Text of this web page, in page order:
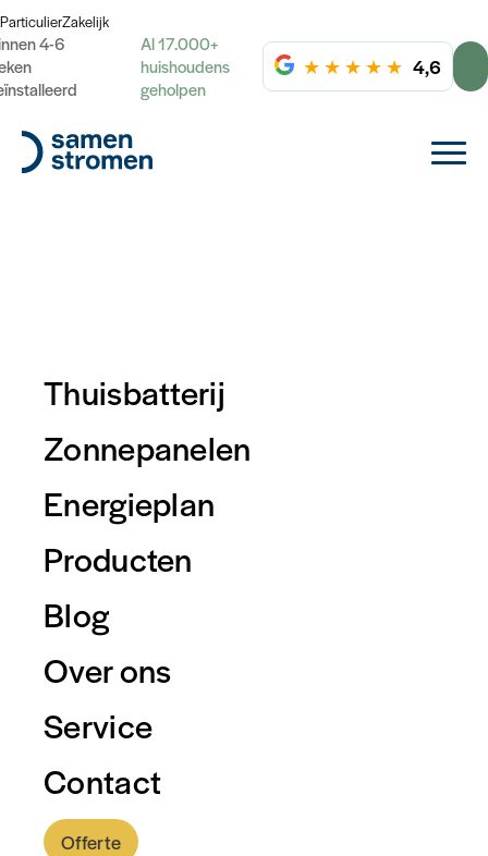
ParticulierZakelijk
4-6
Al 17.000+
huishoudens
geholpen
★ ★ ★ ★ ★ 4,6
Thuisbatterij
Zonnepanelen
Energieplan
Producten
Blog
Over ons
Service
Contact
Offerte